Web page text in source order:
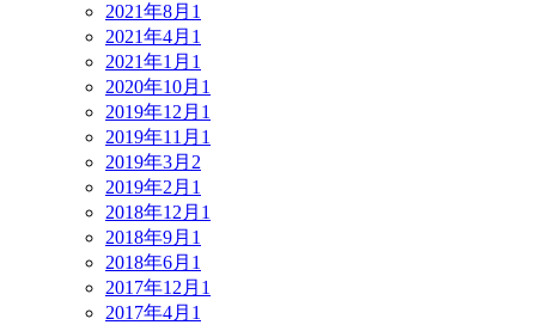
2021年8月 1
2021年4月 1
2021年1月 1
2020年10月 1
2019年12月 1
2019年11月 1
2019年3月 2
2019年2月 1
2018年12月 1
2018年9月 1
2018年6月 1
2017年12月 1
2017年4月 1